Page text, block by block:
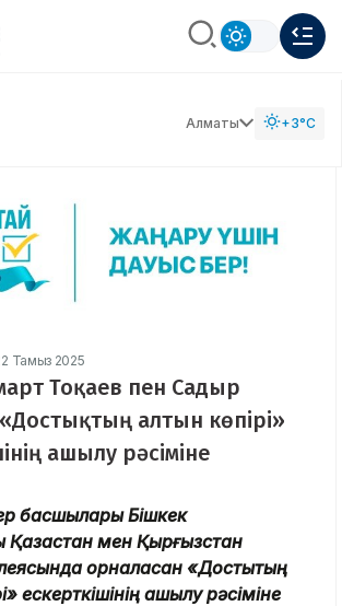
Алматы +3°C
Тамыз 2025
Тоқаев пен Садыр
алтын көпірі»
ашылу рәсіміне
басшылары Бішкек
Қазақстан мен Қырғызстан
орналасқан «Достықтың
ескерткішінің ашылу рәсіміне